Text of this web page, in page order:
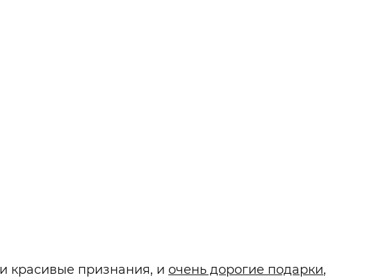
красивые признания, и очень дорогие подарки,